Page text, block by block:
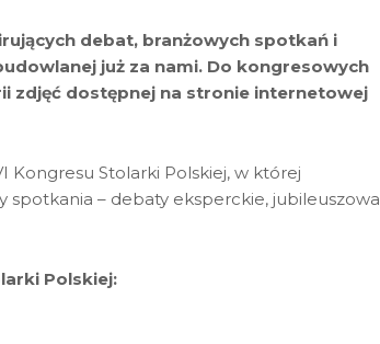
debat, branżowych spotkań i
już za nami. Do kongresowych
zdjęć dostępnej na stronie internetowej
Kongresu Stolarki Polskiej, w której
spotkania – debaty eksperckie, jubileuszowa
Polskiej: